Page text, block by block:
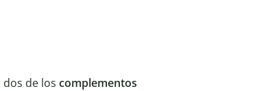
dos de los complementos